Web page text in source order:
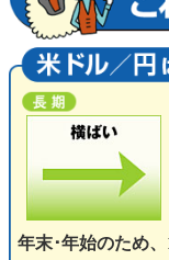
年末･年始のため